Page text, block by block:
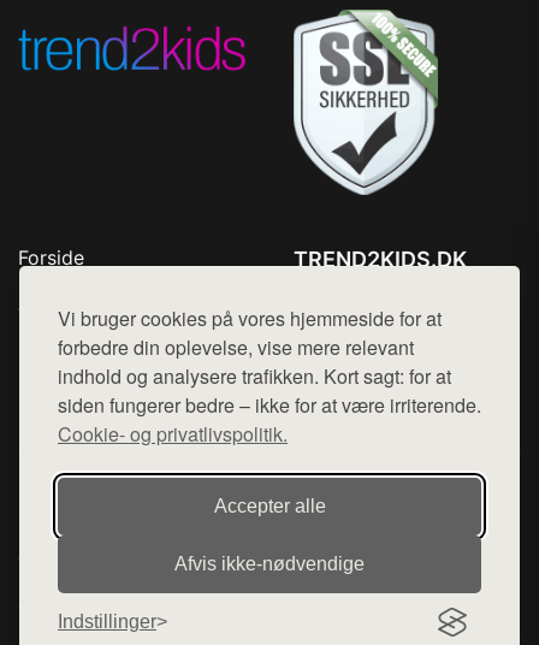
Vi bruger cookies på vores hjemmeside for at
forbedre din oplevelse, vise mere relevant
indhold og analysere trafikken. Kort sagt: for at
siden fungerer bedre – ikke for at være irriterende.
Cookie- og privatlivspolitik.
Accepter alle
Afvis ikke‑nødvendige
Indstillinger
Forside
Top Rabatter
Blog
Kontakt
TREND2KIDS.DK
Mail: hej@want.dk
Cookie- og privatlivspolitik
Denne side er en del af want.dk, der udgiver en række
hjemmesider med præsentation af forskellige produkter fra
diverse webshops. Der sælges ikke varer fra denne side - vi
henviser til de shops, som sælger varen. Vi har heller ikke
varerne på lager.